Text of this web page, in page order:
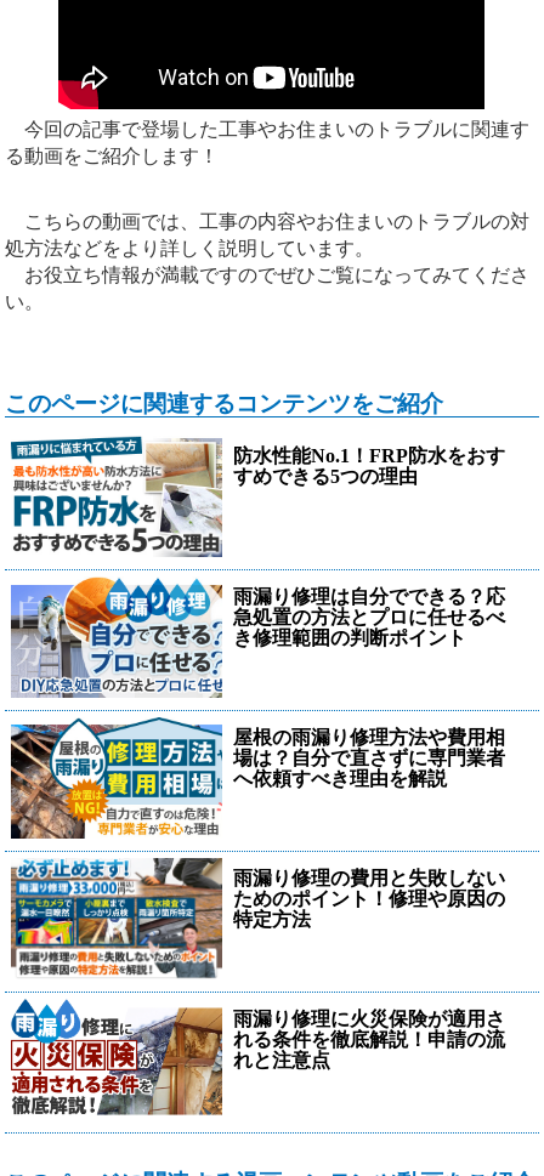
今回の記事で登場した工事やお住まいのトラブルに関連す
る動画をご紹介します！
こちらの動画では、工事の内容やお住まいのトラブルの対
処方法などをより詳しく説明しています。
お役立ち情報が満載ですのでぜひご覧になってみてくださ
い。
このページに関連するコンテンツをご紹介
防水性能No.1！FRP防水をおす
すめできる5つの理由
雨漏り修理は自分でできる？応
急処置の方法とプロに任せるべ
き修理範囲の判断ポイント
屋根の雨漏り修理方法や費用相
場は？自分で直さずに専門業者
へ依頼すべき理由を解説
雨漏り修理の費用と失敗しない
ためのポイント！修理や原因の
特定方法
雨漏り修理に火災保険が適用さ
れる条件を徹底解説！申請の流
れと注意点